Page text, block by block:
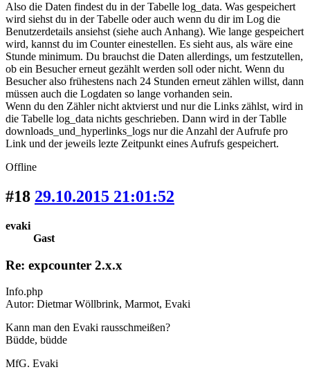
Also die Daten findest du in der Tabelle log_data. Was gespeichert
wird siehst du in der Tabelle oder auch wenn du dir im Log die
Benutzerdetails ansiehst (siehe auch Anhang). Wie lange gespeichert
wird, kannst du im Counter einestellen. Es sieht aus, als wäre eine
Stunde minimum. Du brauchst die Daten allerdings, um festzutellen,
ob ein Besucher erneut gezählt werden soll oder nicht. Wenn du
Besucher also frühestens nach 24 Stunden erneut zählen willst, dann
müssen auch die Logdaten so lange vorhanden sein.
Wenn du den Zähler nicht aktvierst und nur die Links zählst, wird in
die Tabelle log_data nichts geschrieben. Dann wird in der Tablle
downloads_und_hyperlinks_logs nur die Anzahl der Aufrufe pro
Link und der jeweils lezte Zeitpunkt eines Aufrufs gespeichert.
Offline
#18 29.10.2015 21:01:52
evaki
Gast
Re: expcounter 2.x.x
Info.php
Autor: Dietmar Wöllbrink, Marmot, Evaki
Kann man den Evaki rausschmeißen?
Büdde, büdde
MfG. Evaki